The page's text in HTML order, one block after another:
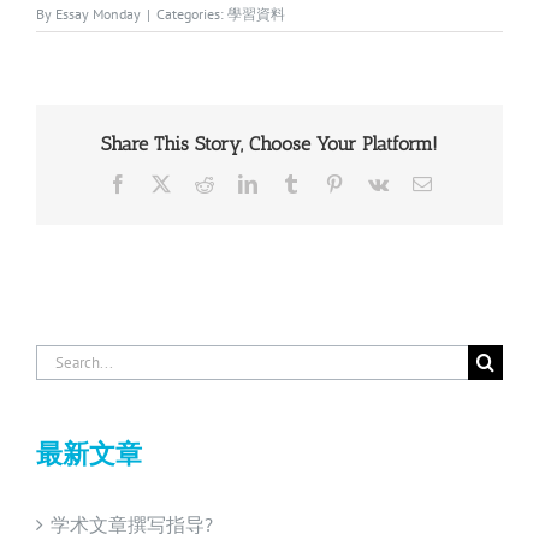
By Essay Monday | Categories: 學習資料
Share This Story, Choose Your Platform!
Facebook RedditLinkedInTumblr Pinterest
Vk Email
Search
for:
最新文章
学术文章撰写指导?